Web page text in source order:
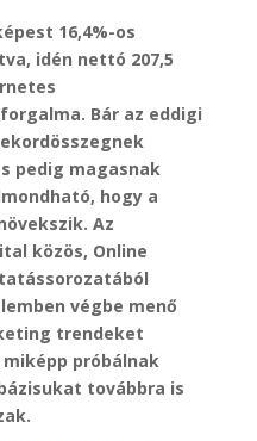
16,4%-os
idén nettó 207,5
Bár az eddigi
pedig magasnak
hogy a
Az
közös, Online
végbe menő
trendeket
próbálnak
továbbra is